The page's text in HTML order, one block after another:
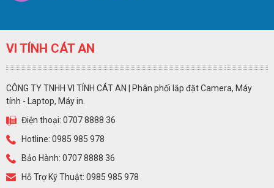
VI TÍNH CÁT AN
CÔNG TY TNHH VI TÍNH CÁT AN | Phân phối lắp đặt Camera, Máy
tính - Laptop, Máy in.
Điện thoại: 0707 8888 36
Hotline: 0985 985 978
Bảo Hành: 0707 8888 36
Hỗ Trợ Kỹ Thuật: 0985 985 978